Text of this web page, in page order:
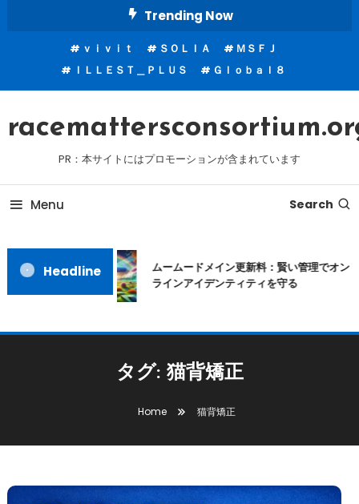
Trending Now
ｖｉｖｉｔ ＳＯＬＩＡ
ＭＳＦＪ
ＩＬＬＥＳＴ＿ＰＬＵＳ
Ｇｌｏｂａｌ８
PR：本サイトにはプロモーションが含まれています
Menu Search
Headline
ムームードメイン更新料：賢い管理でオン
ラインアイデンティティを守る
タグ: 猫背矯正
Home 猫背矯正